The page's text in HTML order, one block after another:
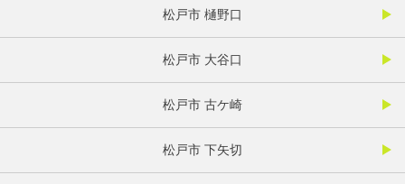
松戸市 樋野口
松戸市 大谷口
松戸市 古ケ崎
松戸市 下矢切